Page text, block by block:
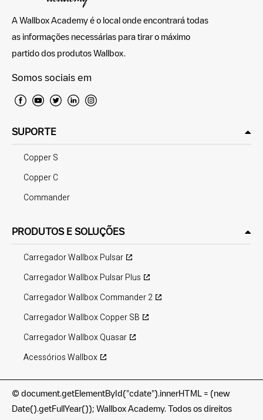
A Wallbox Academy é o local onde encontrará todas
as informações necessárias para tirar o máximo
partido dos produtos Wallbox.
Somos sociais em
SUPORTE
Copper S
Copper C
Commander
PRODUTOS E SOLUÇÕES
Carregador Wallbox Pulsar
Carregador Wallbox Pulsar Plus
Carregador Wallbox Commander 2
Carregador Wallbox Copper SB
Carregador Wallbox Quasar
Acessórios Wallbox
© document.getElementById("cdate").innerHTML = (new
Date().getFullYear()); Wallbox Academy. Todos os direitos